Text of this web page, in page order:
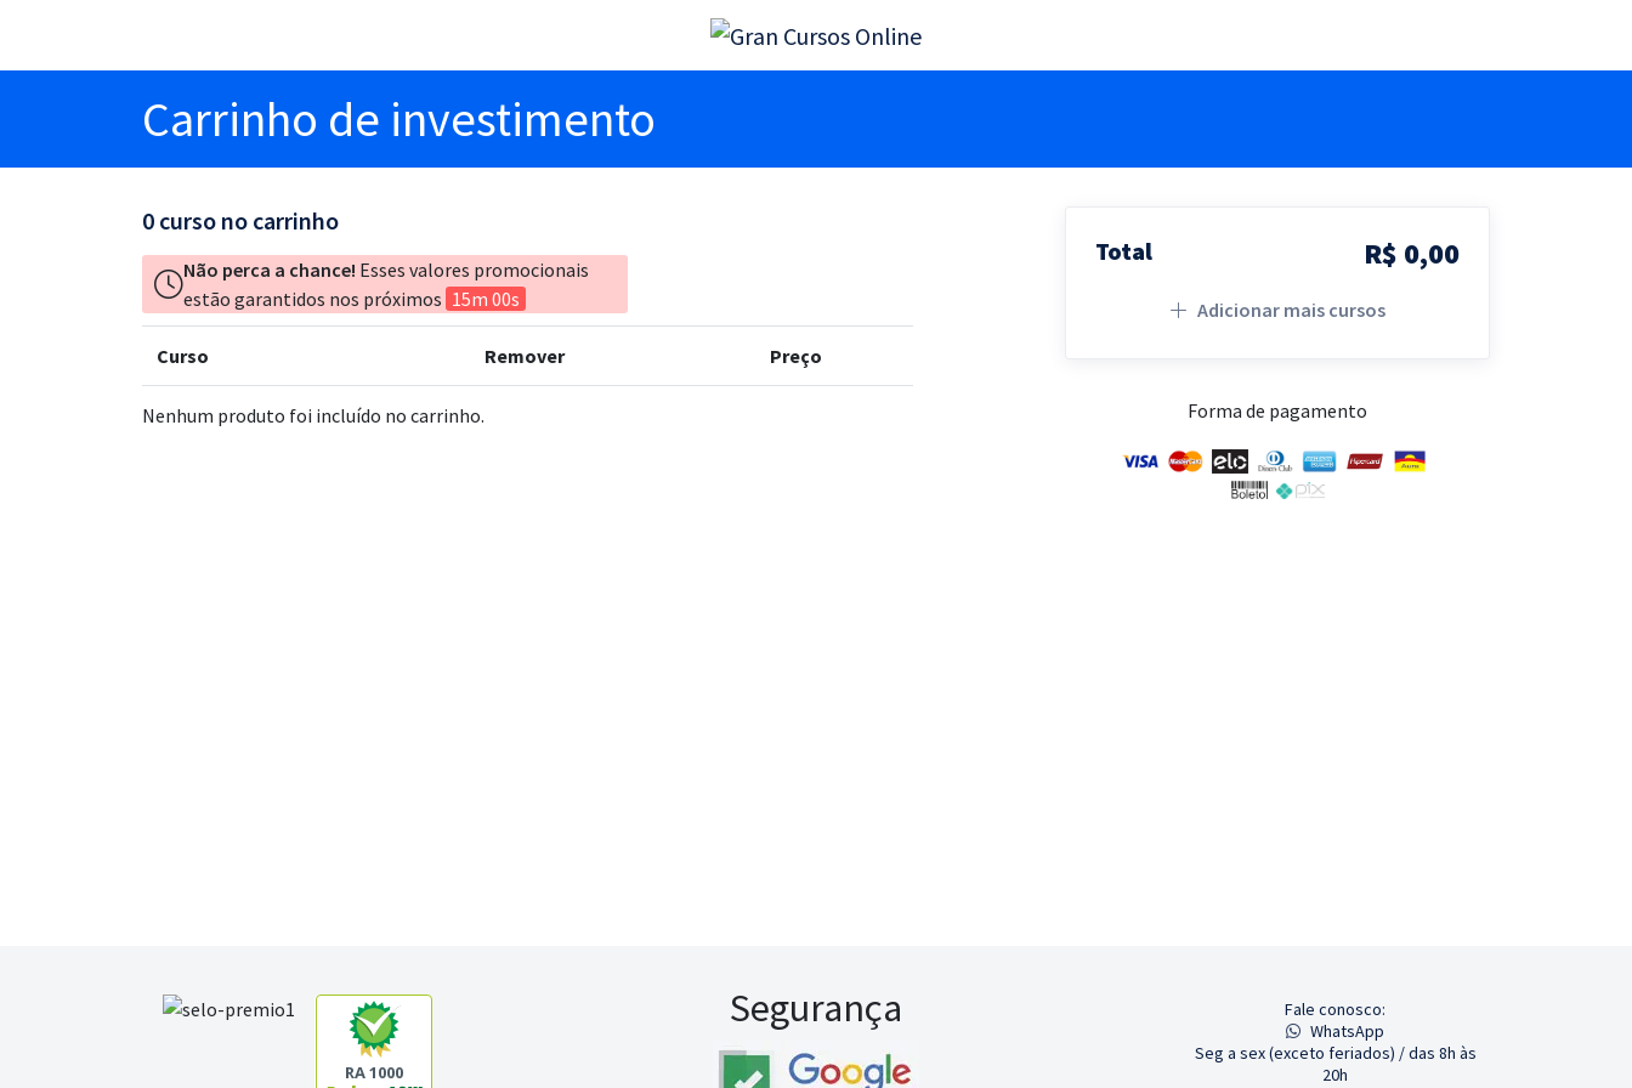
Carrinho de investimento
0 curso no carrinho
Não perca a chance! Esses valores promocionais
estão garantidos nos próximos 15m 00s
Curso Remover Preço
Nenhum produto foi incluído no carrinho.
Total R$ 0,00
Adicionar mais cursos
Forma de pagamento
RA 1000
Segurança
Fale conosco:
WhatsApp
Seg a sex (exceto feriados) / das 8h às
20h